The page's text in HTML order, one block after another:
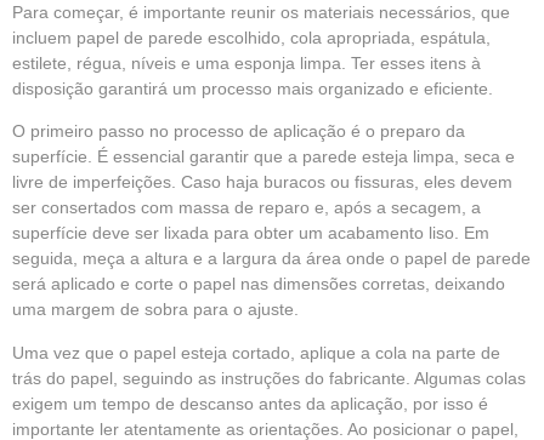
Para começar, é importante reunir os materiais necessários, que
incluem papel de parede escolhido, cola apropriada, espátula,
estilete, régua, níveis e uma esponja limpa. Ter esses itens à
disposição garantirá um processo mais organizado e eficiente.
O primeiro passo no processo de aplicação é o preparo da
superfície. É essencial garantir que a parede esteja limpa, seca e
livre de imperfeições. Caso haja buracos ou fissuras, eles devem
ser consertados com massa de reparo e, após a secagem, a
superfície deve ser lixada para obter um acabamento liso. Em
seguida, meça a altura e a largura da área onde o papel de parede
será aplicado e corte o papel nas dimensões corretas, deixando
uma margem de sobra para o ajuste.
Uma vez que o papel esteja cortado, aplique a cola na parte de
trás do papel, seguindo as instruções do fabricante. Algumas colas
exigem um tempo de descanso antes da aplicação, por isso é
importante ler atentamente as orientações. Ao posicionar o papel,